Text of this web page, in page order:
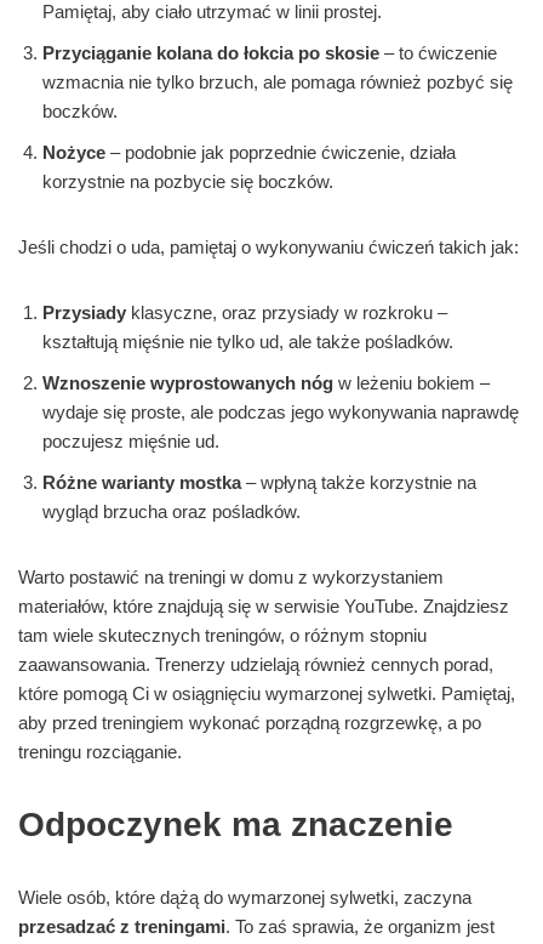
Pamiętaj, aby ciało utrzymać w linii prostej.
Przyciąganie kolana do łokcia po skosie – to ćwiczenie
wzmacnia nie tylko brzuch, ale pomaga również pozbyć się
boczków.
Nożyce – podobnie jak poprzednie ćwiczenie, działa
korzystnie na pozbycie się boczków.
Jeśli chodzi o uda, pamiętaj o wykonywaniu ćwiczeń takich jak:
Przysiady klasyczne, oraz przysiady w rozkroku –
kształtują mięśnie nie tylko ud, ale także pośladków.
Wznoszenie wyprostowanych nóg w leżeniu bokiem –
wydaje się proste, ale podczas jego wykonywania naprawdę
poczujesz mięśnie ud.
Różne warianty mostka– wpłyną także korzystnie na
wygląd brzucha oraz pośladków.
Warto postawić na treningi w domu z wykorzystaniem
materiałów, które znajdują się w serwisie YouTube. Znajdziesz
tam wiele skutecznych treningów, o różnym stopniu
zaawansowania. Trenerzy udzielają również cennych porad,
które pomogą Ci w osiągnięciu wymarzonej sylwetki. Pamiętaj,
aby przed treningiem wykonać porządną rozgrzewkę, a po
treningu rozciąganie.
Odpoczynek ma znaczenie
Wiele osób, które dążą do wymarzonej sylwetki, zaczyna
przesadzać z treningami. To zaś sprawia, że organizm jest